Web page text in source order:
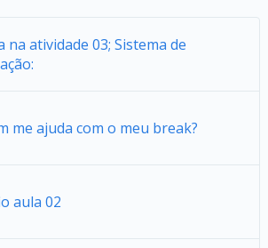
na atividade 03; Sistema de
me ajuda com o meu break?
aula 02